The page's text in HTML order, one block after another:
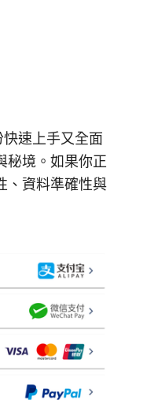
速上手又全面
秘境。如果你正
、資料準確性與